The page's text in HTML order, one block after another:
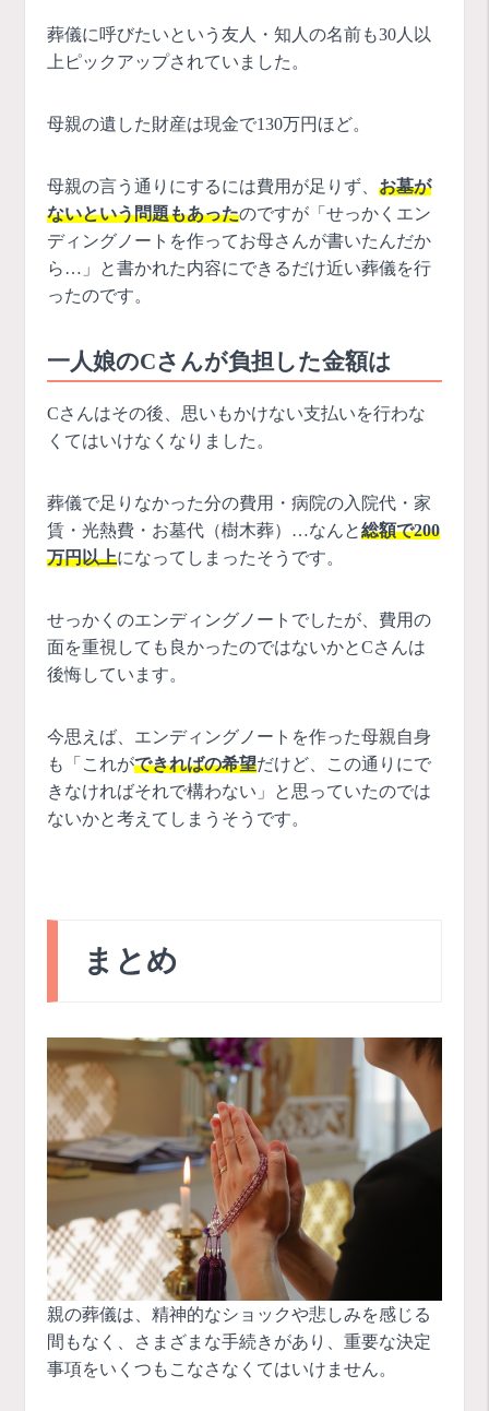
葬儀に呼びたいという友人・知人の名前も30人以
上ピックアップされていました。
母親の遺した財産は現金で130万円ほど。
母親の言う通りにするには費用が足りず、 お墓が
ないという問題もあったのですが「せっかくエン
ディングノートを作ってお母さんが書いたんだか
ら…」と書かれた内容にできるだけ近い葬儀を行
ったのです。
一人娘のCさんが負担した金額は
Cさんはその後、思いもかけない支払いを行わな
くてはいけなくなりました。
葬儀で足りなかった分の費用・病院の入院代・家
賃・光熱費・お墓代（樹木葬）…なんと総額で200
万円以上になってしまったそうです。
せっかくのエンディングノートでしたが、費用の
面を重視しても良かったのではないかとCさんは
後悔しています。
今思えば、エンディングノートを作った母親自身
も「これができればの希望だけど、この通りにで
きなければそれで構わない」と思っていたのでは
ないかと考えてしまうそうです。
まとめ
親の葬儀は、精神的なショックや悲しみを感じる
間もなく、さまざまな手続きがあり、重要な決定
事項をいくつもこなさなくてはいけません。